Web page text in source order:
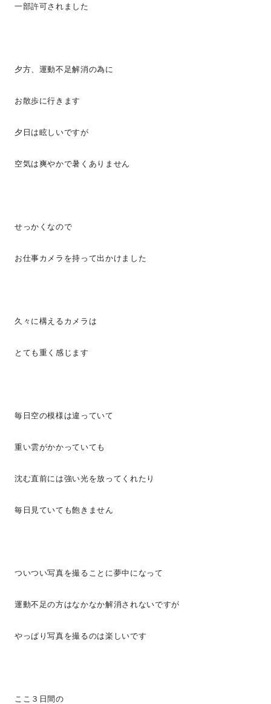
一部許可されました
夕方、運動不足解消の為に
お散歩に行きます
夕日は眩しいですが
空気は爽やかで暑くありません
せっかくなので
お仕事カメラを持って出かけました
久々に構えるカメラは
とても重く感じます
毎日空の模様は違っていて
重い雲がかかっていても
沈む直前には強い光を放ってくれたり
毎日見ていても飽きません
ついつい写真を撮ることに夢中になって
運動不足の方はなかなか解消されないですが
やっぱり写真を撮るのは楽しいです
ここ３日間の